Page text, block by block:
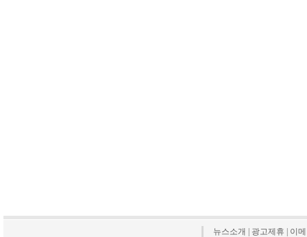
뉴스소개 광고제휴 이